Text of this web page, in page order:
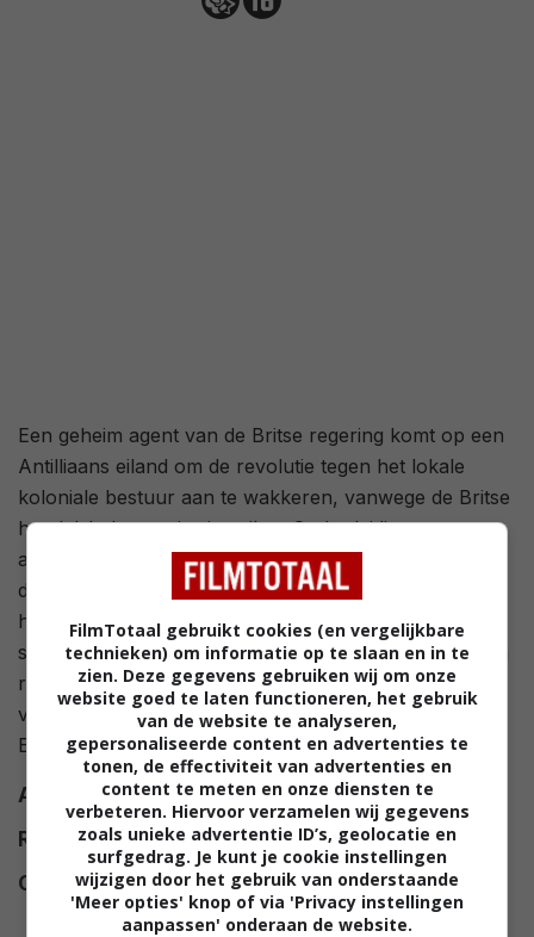
72
Een geheim agent van de Britse regering komt op een
Antilliaans eiland om de revolutie tegen het lokale
koloniale bestuur aan te wakkeren, vanwege de Britse
handelsbelangen in rietsuiker. Onder leiding van een
autochtoon wordt de gouverneur omgebracht, maar
deze revolutionair - door zijn volk gezien als nationale
held - weigert deelname in de regering en laat een
stroman van de Brit aanstellen. Hierdoor wordt hij van
redder van het vaderland opeens verrader van het
vaderland. Tien jaar later breekt de revolutie tegen de
Engelse bezetting uit.
Alt titel
Queimada
Regie
Gillo Pontecorvo .
Cast
Marlon Brando, Renato
Salvatori,Dana Ghia,Giampiero
FilmTotaal gebruikt cookies (en vergelijkbare
technieken) om informatie op te slaan en in te
zien. Deze gegevens gebruiken wij om onze
website goed te laten functioneren, het gebruik
van de website te analyseren,
gepersonaliseerde content en advertenties te
tonen, de effectiviteit van advertenties en
content te meten en onze diensten te
verbeteren. Hiervoor verzamelen wij gegevens
zoals unieke advertentie ID’s, geolocatie en
surfgedrag. Je kunt je cookie instellingen
wijzigen door het gebruik van onderstaande
'Meer opties' knop of via 'Privacy instellingen
aanpassen' onderaan de website.